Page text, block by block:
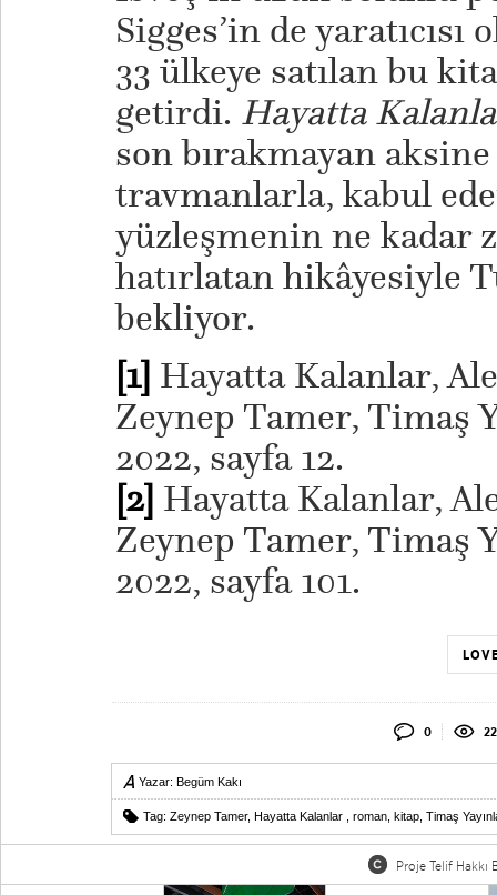
Sigges’in de
33 ülkeye satılan bu
getirdi. Hayatta
son bırakmayan aksine
travmanlarla, kabul
yüzleşmenin ne kadar
hatırlatan hikâyesiyle
bekliyor.
[1] Hayatta Kalanlar,
Zeynep Tamer, Timaş
2022, sayfa 12.
[2] Hayatta Kalanlar,
Zeynep Tamer, Timaş
2022, sayfa 101.
0
Yazar: Begüm Kakı
Tag: Zeynep Tamer, Hayatta Kalanlar roman kitap Timaş
Proje Telif Hakkı